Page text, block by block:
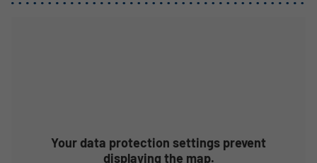
Your data protection settings prevent
displaying the map.